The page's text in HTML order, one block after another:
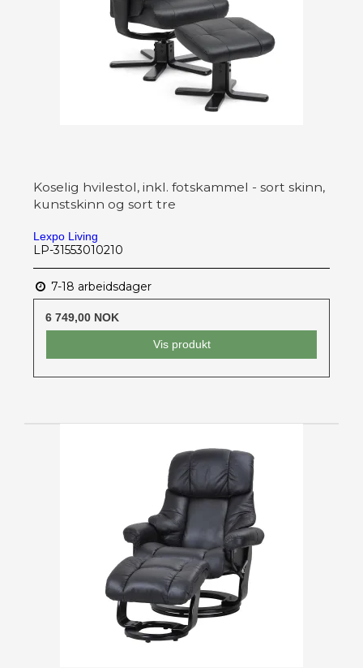
Koselig hvilestol, inkl. fotskammel - sort skinn,
kunstskinn og sort tre
Lexpo Living
LP-31553010210
7-18 arbeidsdager
6 749,00 NOK
Vis produkt